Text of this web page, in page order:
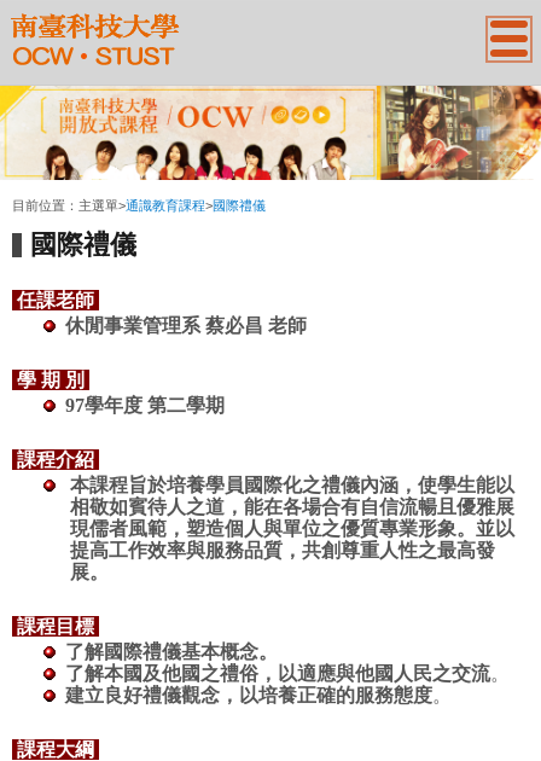
:::
目前位置： 主選單>通識教育課程>國際禮儀
國際禮儀
任課老師
休閒事業管理系 蔡必昌 老師
學 期 別
97學年度 第二學期
課程介紹
本課程旨於培養學員國際化之禮儀內涵，使學生能以
相敬如賓待人之道，能在各場合有自信流暢且優雅展
現儒者風範，塑造個人與單位之優質專業形象。並以
提高工作效率與服務品質，共創尊重人性之最高發
展。
課程目標
了解國際禮儀基本概念。
了解本國及他國之禮俗，以適應與他國人民之交流。
建立良好禮儀觀念，以培養正確的服務態度。
課程大綱